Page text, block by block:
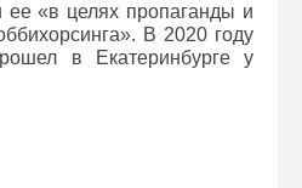
ее «в целях пропаганды и
В 2020 году
в Екатеринбурге у